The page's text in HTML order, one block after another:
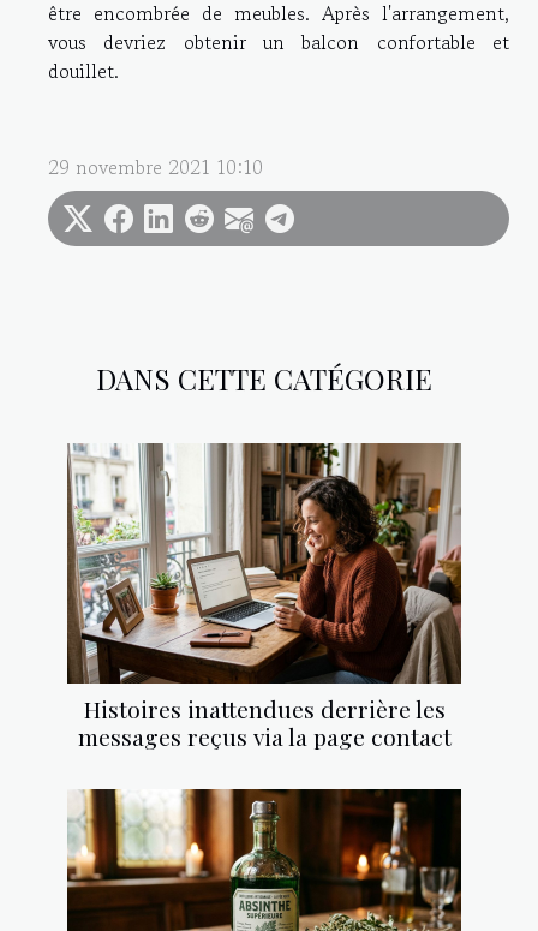
DANS CETTE CATÉGORIE
Histoires inattendues derrière les
messages reçus via la page contact
être encombrée de meubles. Après l'arrangement,
vous devriez obtenir un balcon confortable et
douillet.
29 novembre 2021 10:10